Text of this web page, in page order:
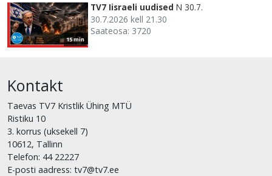
15 min
TV7 Iisraeli uudised N 30.7.
30.7.2026 kell 21.30
Saateosa: 3720
Kontakt
Taevas TV7 Kristlik Ühing MTÜ
Ristiku 10
3. korrus (uksekell 7)
10612, Tallinn
Telefon: 44 22227
E-posti aadress: tv7@tv7.ee